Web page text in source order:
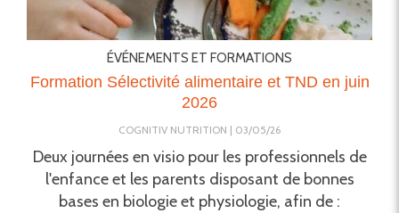
ÉVÉNEMENTS ET FORMATIONS
Formation Sélectivité alimentaire et TND en juin
2026
COGNITIV NUTRITION 03/05/26
Deux journées en visio pour les professionnels de
l'enfance et les parents disposant de bonnes
bases en biologie et physiologie, afin de :